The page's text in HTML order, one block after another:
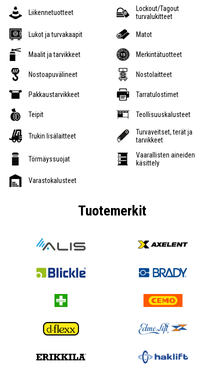
Liikennetuotteet
Lockout/Tagout
turvalukitteet
Lukot ja turvakaapit Matot
Maalit ja tarvikkeet Merkintätuotteet
Nostoapuvälineet Nostolaitteet
Pakkaustarvikkeet Tarratulostimet
Teipit Teollisuuskalusteet
Trukin lisälaitteet
Turvaveitset, terät ja
tarvikkeet
Törmäyssuojat
Vaarallisten aineiden
käsittely
Varastokalusteet
Tuotemerkit